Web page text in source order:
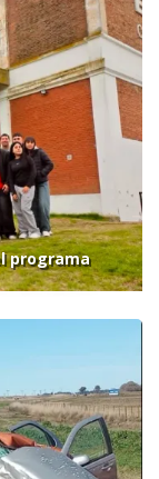
programa